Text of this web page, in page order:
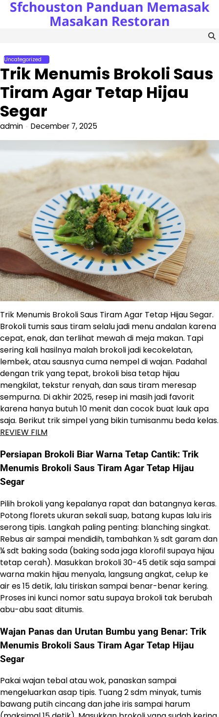
SkipSfchouston Panduan Memasak
Masakan Restoran
Uncategorized
Trik Menumis Brokoli Saus
Tiram Agar Tetap Hijau
Segar
admin December 7, 2025
Trik Menumis Brokoli Saus Tiram Agar Tetap Hijau Segar.
Brokoli tumis saus tiram selalu jadi menu andalan karena
cepat, enak, dan terlihat mewah di meja makan. Tapi
sering kali hasilnya malah brokoli jadi kecokelatan,
lembek, atau sausnya cuma nempel di wajan. Padahal
dengan trik yang tepat, brokoli bisa tetap hijau
mengkilat, tekstur renyah, dan saus tiram meresap
sempurna. Di akhir 2025, resep ini masih jadi favorit
karena hanya butuh 10 menit dan cocok buat lauk apa
saja. Berikut trik simpel yang bikin tumisanmu beda kelas.
REVIEW FILM
Persiapan Brokoli Biar Warna Tetap Cantik: Trik
Menumis Brokoli Saus Tiram Agar Tetap Hijau
Segar
Pilih brokoli yang kepalanya rapat dan batangnya keras.
Potong florets ukuran sekali suap, batang kupas lalu iris
serong tipis. Langkah paling penting: blanching singkat.
Rebus air sampai mendidih, tambahkan ½ sdt garam dan
¼ sdt baking soda (baking soda jaga klorofil supaya hijau
tetap cerah). Masukkan brokoli 30-45 detik saja sampai
warna makin hijau menyala, langsung angkat, celup ke
air es 15 detik, lalu tiriskan sampai benar-benar kering.
Proses ini kunci nomor satu supaya brokoli tak berubah
abu-abu saat ditumis.
Wajan Panas dan Urutan Bumbu yang Benar: Trik
Menumis Brokoli Saus Tiram Agar Tetap Hijau
Segar
Pakai wajan tebal atau wok, panaskan sampai
mengeluarkan asap tipis. Tuang 2 sdm minyak, tumis
bawang putih cincang dan jahe iris sampai harum